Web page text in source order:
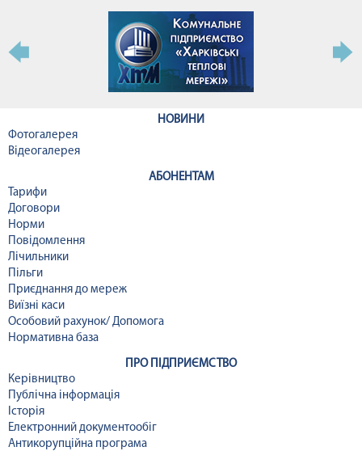
НОВИНИ
Фотогалерея
Відеогалерея
АБОНЕНТАМ
Тарифи
Договори
Норми
Повідомлення
Лічильники
Пільги
Приєднання до мереж
Виїзні каси
Особовий рахунок/ Допомога
Нормативна база
ПРО ПІДПРИЄМСТВО
Керівництво
Публічна інформація
Історія
Електронний документообіг
Антикорупційна програма